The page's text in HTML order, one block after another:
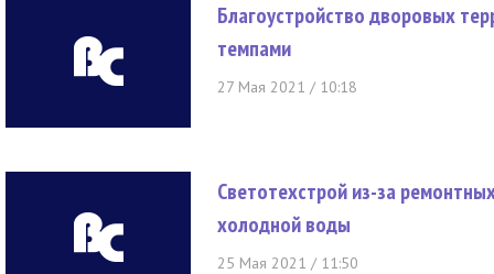
Благоустройство дворовых
темпами
27 Мая 2021 / 10:18
Светотехстрой из-за
холодной воды
25 Мая 2021 / 11:50